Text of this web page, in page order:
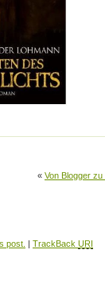
« Von Blogger zu
post. | TrackBack URI